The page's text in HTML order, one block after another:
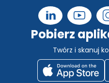
Pobierz
Twórz i skanuj